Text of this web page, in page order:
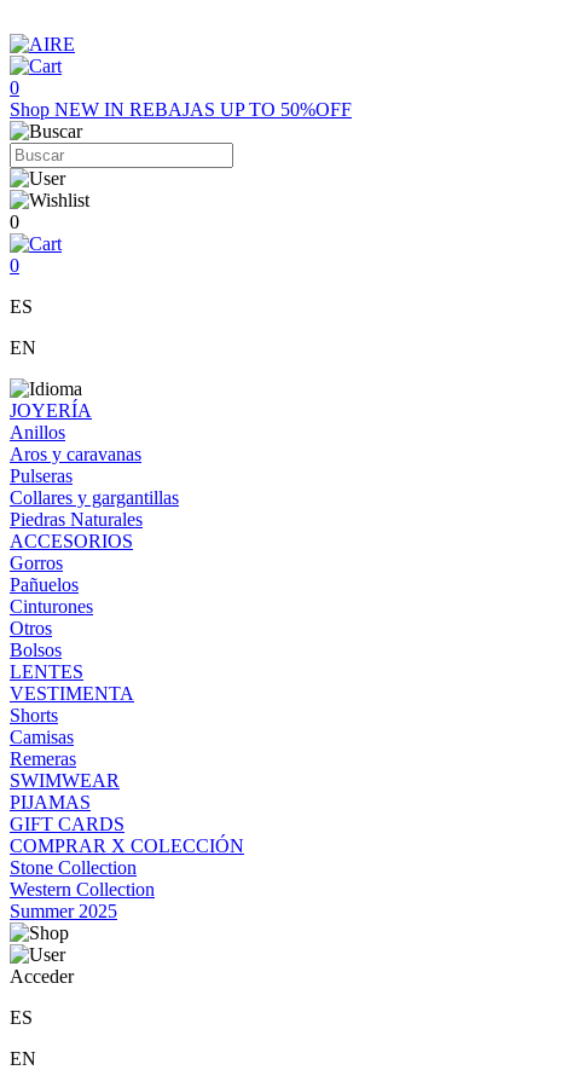
0
Shop NEW IN REBAJAS UP TO 50%OFF
0
0
ES
EN
JOYERÍA
Anillos
Aros y caravanas
Pulseras
Collares y gargantillas
Piedras Naturales
ACCESORIOS
Gorros
Pañuelos
Cinturones
Otros
Bolsos
LENTES
VESTIMENTA
Shorts
Camisas
Remeras
SWIMWEAR
PIJAMAS
GIFT CARDS
COMPRAR X COLECCIÓN
Stone Collection
Western Collection
Summer 2025
Acceder
ES
EN